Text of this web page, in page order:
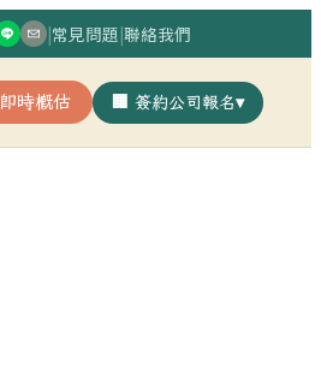
|常見問題|聯絡我們
即時概估 🏢 簽約公司報名▾